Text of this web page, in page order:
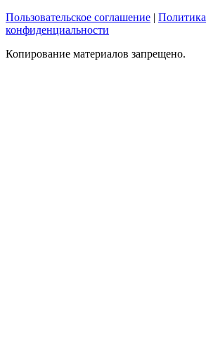
Пользовательское соглашение | Политика
конфиденциальности
Копирование материалов запрещено.